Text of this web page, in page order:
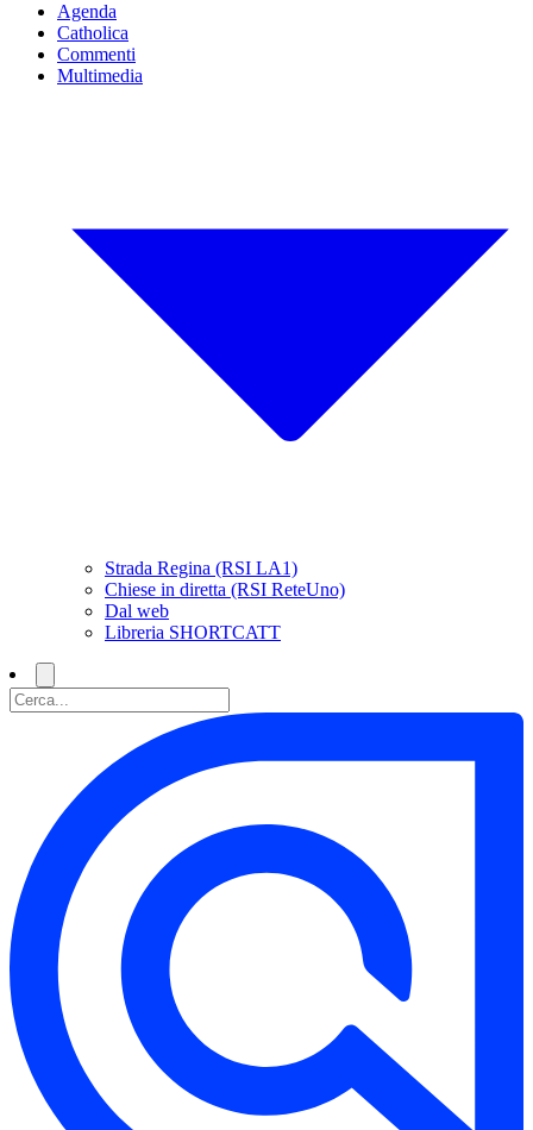
Agenda
Catholica
Commenti
Multimedia
Strada Regina (RSI LA1)
Chiese in diretta (RSI ReteUno)
Dal web
Libreria SHORTCATT